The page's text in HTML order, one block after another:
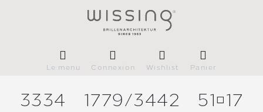
Le menu Connexion Wishlist Panier
3334 1779/3442 5117